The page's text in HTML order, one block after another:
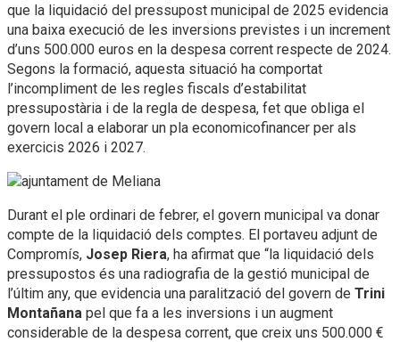
que la liquidació del pressupost municipal de 2025 evidencia
una baixa execució de les inversions previstes i un increment
d’uns 500.000 euros en la despesa corrent respecte de 2024.
Segons la formació, aquesta situació ha comportat
l’incompliment de les regles fiscals d’estabilitat
pressupostària i de la regla de despesa, fet que obliga el
govern local a elaborar un pla economicofinancer per als
exercicis 2026 i 2027.
Durant el ple ordinari de febrer, el govern municipal va donar
compte de la liquidació dels comptes. El portaveu adjunt de
Compromís, Josep Riera, ha afirmat que “la liquidació dels
pressupostos és una radiografia de la gestió municipal de
l’últim any, que evidencia una paralització del govern de Trini
Montañana pel que fa a les inversions i un augment
considerable de la despesa corrent, que creix uns 500.000 €